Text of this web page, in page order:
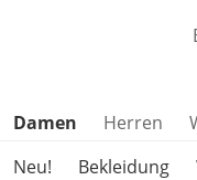
Produktkategorien
Damen Herren
Neu!
Bekleidung